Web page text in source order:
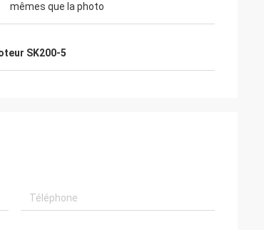
mêmes que la photo
SK200-5